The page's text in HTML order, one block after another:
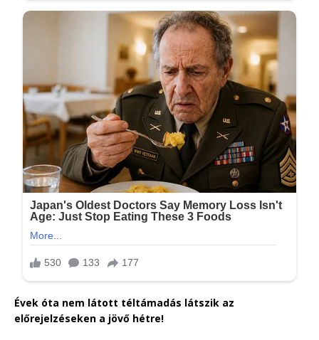
Évek óta nem látott téltámadás látszik az
előrejelzéseken a jövő hétre!